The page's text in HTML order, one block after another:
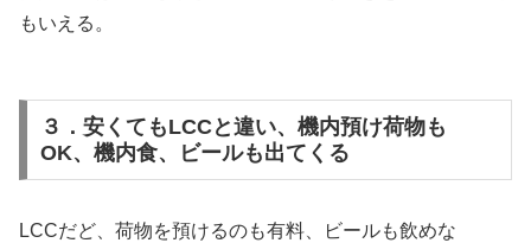
もいえる。
３．安くてもLCCと違い、機内預け荷物も
OK、機内食、ビールも出てくる
LCCだど、荷物を預けるのも有料、ビールも飲めな